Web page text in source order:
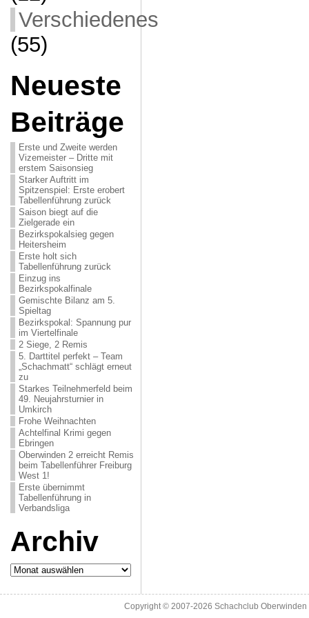
Verschiedenes
(55)
Neueste
Beiträge
Erste und Zweite werden
Vizemeister – Dritte mit
erstem Saisonsieg
Starker Auftritt im
Spitzenspiel: Erste erobert
Tabellenführung zurück
Saison biegt auf die
Zielgerade ein
Bezirkspokalsieg gegen
Heitersheim
Erste holt sich
Tabellenführung zurück
Einzug ins
Bezirkspokalfinale
Gemischte Bilanz am 5.
Spieltag
Bezirkspokal: Spannung pur
im Viertelfinale
2 Siege, 2 Remis
5. Darttitel perfekt – Team
„Schachmatt“ schlägt erneut
zu
Starkes Teilnehmerfeld beim
49. Neujahrsturnier in
Umkirch
Frohe Weihnachten
Achtelfinal Krimi gegen
Ebringen
Oberwinden 2 erreicht Remis
beim Tabellenführer Freiburg
West 1!
Erste übernimmt
Tabellenführung in
Verbandsliga
Archiv
Archiv
Copyright © 2007-2026Schachclub Oberwinden